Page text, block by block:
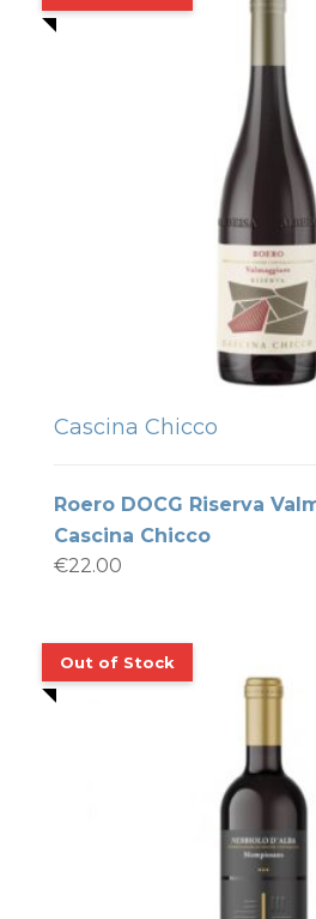
Cascina Chicco
Roero DOCG Riserva
Cascina Chicco
€22.00